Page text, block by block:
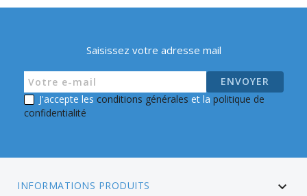
Saisissez votre adresse mail
J'accepte les conditions générales et la politique de
confidentialité
INFORMATIONS PRODUITS 